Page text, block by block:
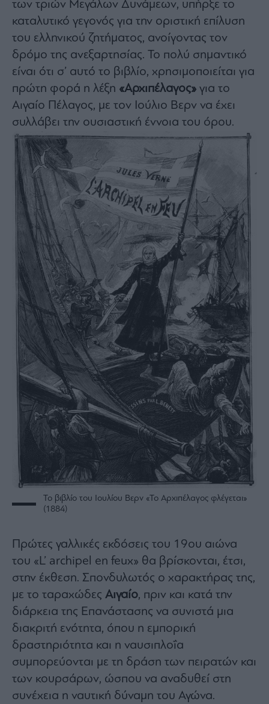
των τριών Μεγάλων Δυνάμεων, υπήρξε το
καταλυτικό γεγονός για την οριστική επίλυση
του ελληνικού ζητήματος, ανοίγοντας τον
δρόμο της ανεξαρτησίας. Το πολύ σημαντικό
είναι ότι σ’ αυτό το βιβλίο, χρησιμοποιείται για
πρώτη φορά η λέξη «Αρχιπέλαγος» για το
Αιγαίο Πέλαγος, με τον Ιούλιο Βερν να έχει
συλλάβει την ουσιαστική έννοια του όρου.
Το βιβλίο του Ιουλίου Βερν «Το Αρχιπέλαγος φλέγεται»
(1884)
Πρώτες γαλλικές εκδόσεις του 19ου αιώνα
του «L’ archipel en feux» θα βρίσκονται, έτσι,
στην έκθεση. Σπονδυλωτός ο χαρακτήρας της,
με το ταραχώδες Αιγαίο, πριν και κατά την
διάρκεια της Επανάστασης να συνιστά μια
διακριτή ενότητα, όπου η εμπορική
δραστηριότητα και η ναυσιπλοΐα
συμπορεύονται με τη δράση των πειρατών και
των κουρσάρων, ώσπου να αναδυθεί στη
συνέχεια η ναυτική δύναμη του Αγώνα.